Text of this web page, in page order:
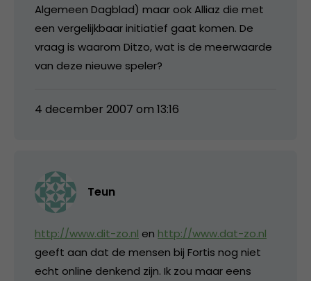
Algemeen Dagblad) maar ook Alliaz die met
een vergelijkbaar initiatief gaat komen. De
vraag is waarom Ditzo, wat is de meerwaarde
van deze nieuwe speler?
4 december 2007 om 13:16
Teun
http://www.dit-zo.nl en http://www.dat-zo.nl
geeft aan dat de mensen bij Fortis nog niet
echt online denkend zijn. Ik zou maar eens